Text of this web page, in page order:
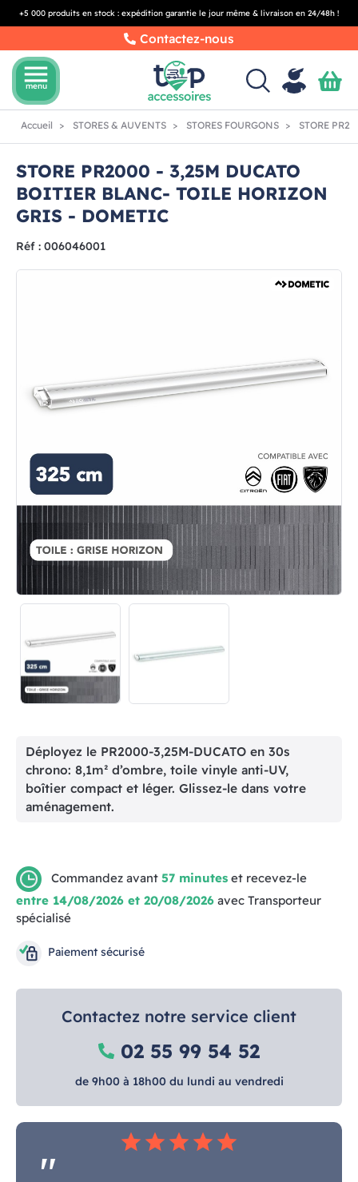
+5 000 produits en stock : expédition garantie le jour même & livraison en 24/48h !
Contactez-nous
menu
menu
Accueil STORES & AUVENTS STORES FOURGONS STORE
STORE PR2000 - 3,25M DUCATO
BOITIER BLANC- TOILE HORIZON
GRIS - DOMETIC
Réf : 006046001
Déployez le PR2000-3,25M-DUCATO en 30s
chrono: 8,1m² d’ombre, toile vinyle anti-UV,
boîtier compact et léger. Glissez-le dans votre
aménagement.
Commandez avant 57 minutes et recevez-le
entre 14/08/2026 et 20/08/2026 avec Transporteur
spécialisé
Paiement sécurisé
Contactez notre service client
02 55 99 54 52
de 9h00 à 18h00 du lundi au vendredi
star star star star star